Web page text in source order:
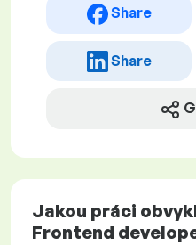
Share
Share
Jakou práci
Frontend